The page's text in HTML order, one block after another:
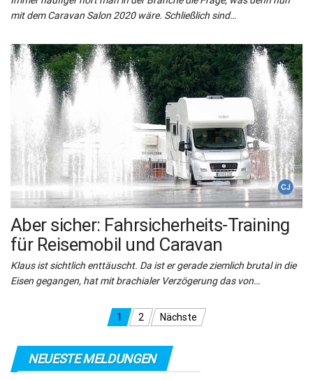
mit dem Caravan Salon 2020 wäre. Schließlich sind…
Aber sicher: Fahrsicherheits-Training
für Reisemobil und Caravan
Klaus ist sichtlich enttäuscht. Da ist er gerade ziemlich brutal in die
Eisen gegangen, hat mit brachialer Verzögerung das von…
Seitennummerierung
der
Beiträge
1 2 Nächste
NEUESTE MELDUNGEN